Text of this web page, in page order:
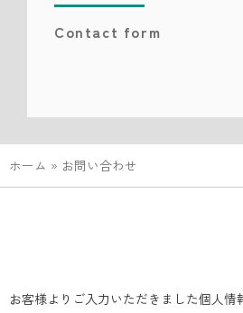
Contact form
ホーム » お問い合わせ
お客様よりご入力いただきました個人情